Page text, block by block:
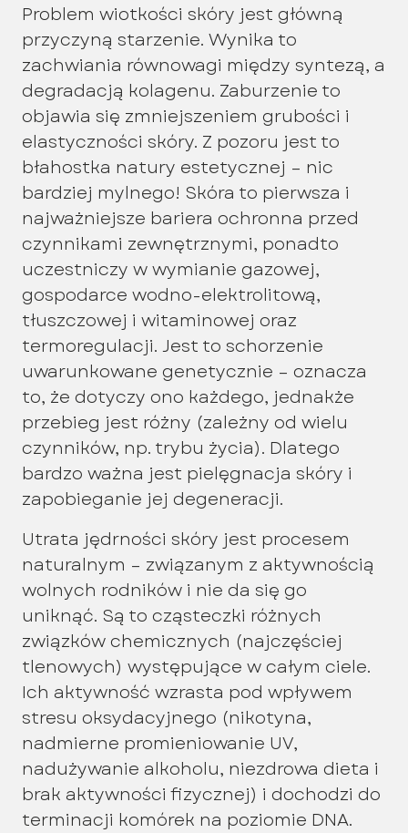
Problem wiotkości skóry jest główną
przyczyną starzenie. Wynika to
zachwiania równowagi między syntezą, a
degradacją kolagenu. Zaburzenie to
objawia się zmniejszeniem grubości i
elastyczności skóry. Z pozoru jest to
błahostka natury estetycznej – nic
bardziej mylnego! Skóra to pierwsza i
najważniejsze bariera ochronna przed
czynnikami zewnętrznymi, ponadto
uczestniczy w wymianie gazowej,
gospodarce wodno-elektrolitową,
tłuszczowej i witaminowej oraz
termoregulacji. Jest to schorzenie
uwarunkowane genetycznie – oznacza
to, że dotyczy ono każdego, jednakże
przebieg jest różny (zależny od wielu
czynników, np. trybu życia). Dlatego
bardzo ważna jest pielęgnacja skóry i
zapobieganie jej degeneracji.
Utrata jędrności skóry jest procesem
naturalnym – związanym z aktywnością
wolnych rodników i nie da się go
uniknąć. Są to cząsteczki różnych
związków chemicznych (najczęściej
tlenowych) występujące w całym ciele.
Ich aktywność wzrasta pod wpływem
stresu oksydacyjnego (nikotyna,
nadmierne promieniowanie UV,
nadużywanie alkoholu, niezdrowa dieta i
brak aktywności fizycznej) i dochodzi do
terminacji komórek na poziomie DNA.